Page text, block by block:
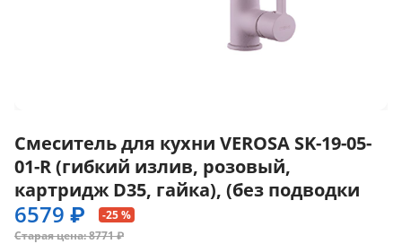
Смеситель для кухни VEROSA SK-19-05-
01-R (гибкий излив, розовый,
картридж D35, гайка), (без подводки
6579 ₽
-25 %
Старая цена: 8771 ₽